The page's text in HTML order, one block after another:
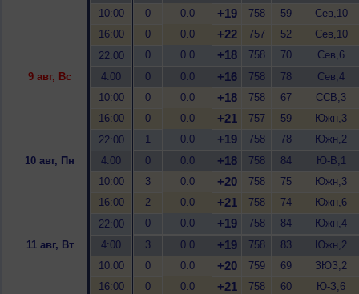
10:00
0 0.0 +19 758 59
Сев,10
16:00
0 0.0 +22 757 52
Сев,10
22:00
0 0.0 +18 758 70
Сев,6
9 авг, Вс
4:00 0 0.0 +16 758 78
Сев,4
10:00
0 0.0 +18 758 67
ССВ,3
16:00
0 0.0 +21 757 59
Южн,3
22:00
1 0.0 +19 758 78
Южн,2
10 авг, Пн
4:00 0 0.0 +18 758 84
Ю-В,1
10:00
3 0.0 +20 758 75
Южн,3
16:00
2 0.0 +21 758 74
Южн,6
22:00
0 0.0 +19 758 84
Южн,4
11 авг, Вт
4:00 3 0.0 +19 758 83
Южн,2
10:00
0 0.0 +20 759 69
ЗЮЗ,2
16:00
0 0.0 +21 758 60
Ю-З,6